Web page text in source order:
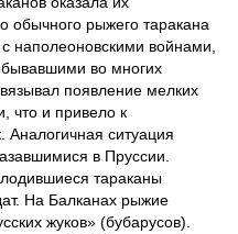
обычного рыжего таракана
наполеоновскими войнами,
во многих
появление мелких
что и привело к
Аналогичная ситуация
в Пруссии.
тараканы
На Балканах рыжие
жуков» (бубарусов).